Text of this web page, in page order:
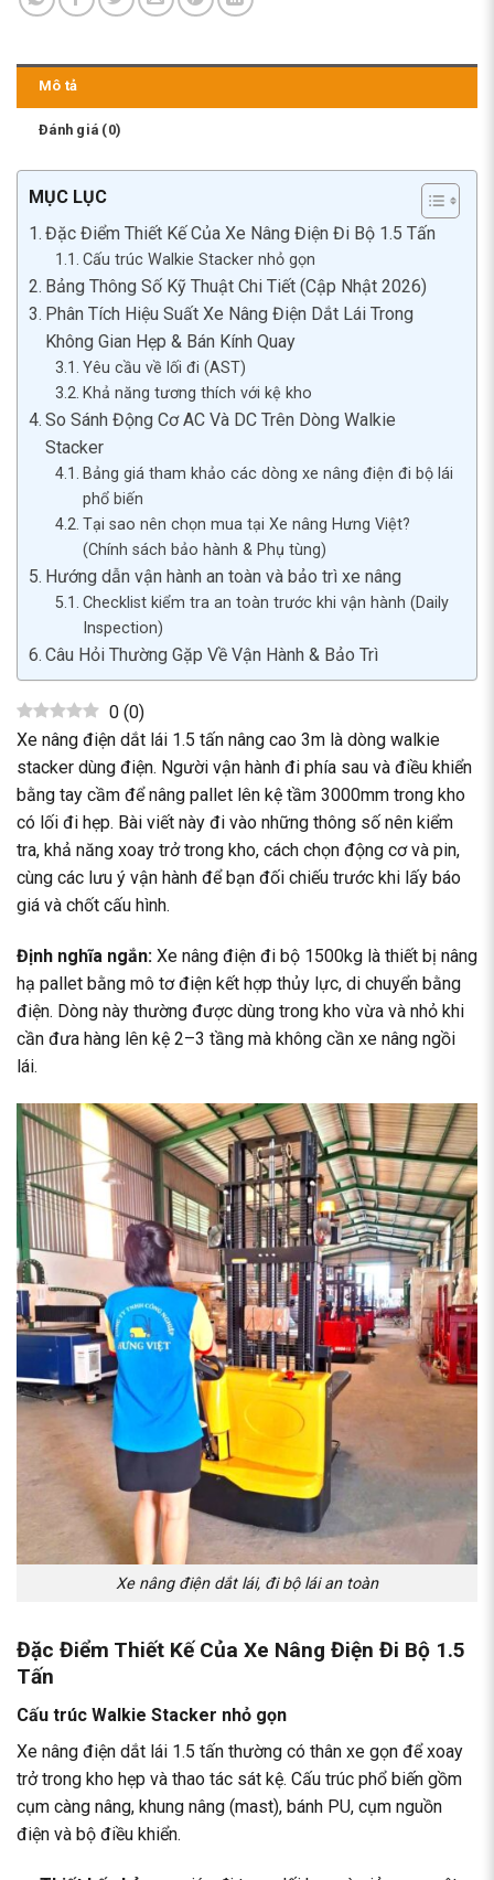
Mô tả
Đánh giá (0)
MỤC LỤC
Đặc Điểm Thiết Kế Của Xe Nâng Điện Đi Bộ 1.5 Tấn
Cấu trúc Walkie Stacker nhỏ gọn
Bảng Thông Số Kỹ Thuật Chi Tiết (Cập Nhật 2026)
Phân Tích Hiệu Suất Xe Nâng Điện Dắt Lái Trong
Không Gian Hẹp & Bán Kính Quay
Yêu cầu về lối đi (AST)
Khả năng tương thích với kệ kho
So Sánh Động Cơ AC Và DC Trên Dòng Walkie
Stacker
Bảng giá tham khảo các dòng xe nâng điện đi bộ lái
phổ biến
Tại sao nên chọn mua tại Xe nâng Hưng Việt?
(Chính sách bảo hành & Phụ tùng)
Hướng dẫn vận hành an toàn và bảo trì xe nâng
Checklist kiểm tra an toàn trước khi vận hành (Daily
Inspection)
Câu Hỏi Thường Gặp Về Vận Hành & Bảo Trì
0 (0)
Xe nâng điện dắt lái 1.5 tấn nâng cao 3m là dòng walkie
stacker dùng điện. Người vận hành đi phía sau và điều khiển
bằng tay cầm để nâng pallet lên kệ tầm 3000mm trong kho
có lối đi hẹp. Bài viết này đi vào những thông số nên kiểm
tra, khả năng xoay trở trong kho, cách chọn động cơ và pin,
cùng các lưu ý vận hành để bạn đối chiếu trước khi lấy báo
giá và chốt cấu hình.
Định nghĩa ngắn: Xe nâng điện đi bộ 1500kg là thiết bị nâng
hạ pallet bằng mô tơ điện kết hợp thủy lực, di chuyển bằng
điện. Dòng này thường được dùng trong kho vừa và nhỏ khi
cần đưa hàng lên kệ 2–3 tầng mà không cần xe nâng ngồi
lái.
Xe nâng điện dắt lái, đi bộ lái an toàn
Đặc Điểm Thiết Kế Của Xe Nâng Điện Đi Bộ 1.5
Tấn
Cấu trúc Walkie Stacker nhỏ gọn
Xe nâng điện dắt lái 1.5 tấn thường có thân xe gọn để xoay
trở trong kho hẹp và thao tác sát kệ. Cấu trúc phổ biến gồm
cụm càng nâng, khung nâng (mast), bánh PU, cụm nguồn
điện và bộ điều khiển.